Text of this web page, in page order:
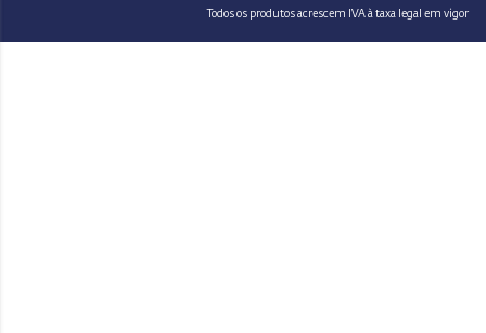
Todos os produtos acrescem IVA à taxa legal em vigor